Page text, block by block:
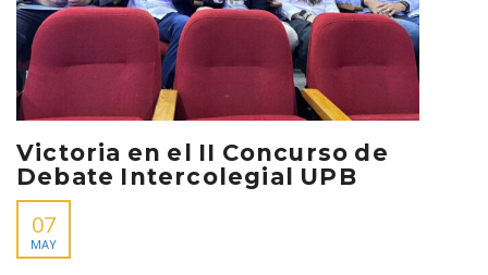
Victoria en el II Concurso de
Debate Intercolegial UPB
07
MAY